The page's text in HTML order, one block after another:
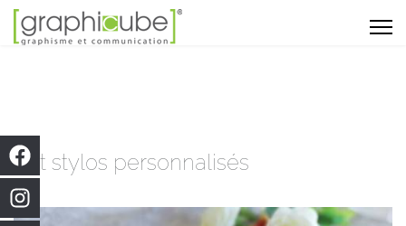
Set stylos personnalisés